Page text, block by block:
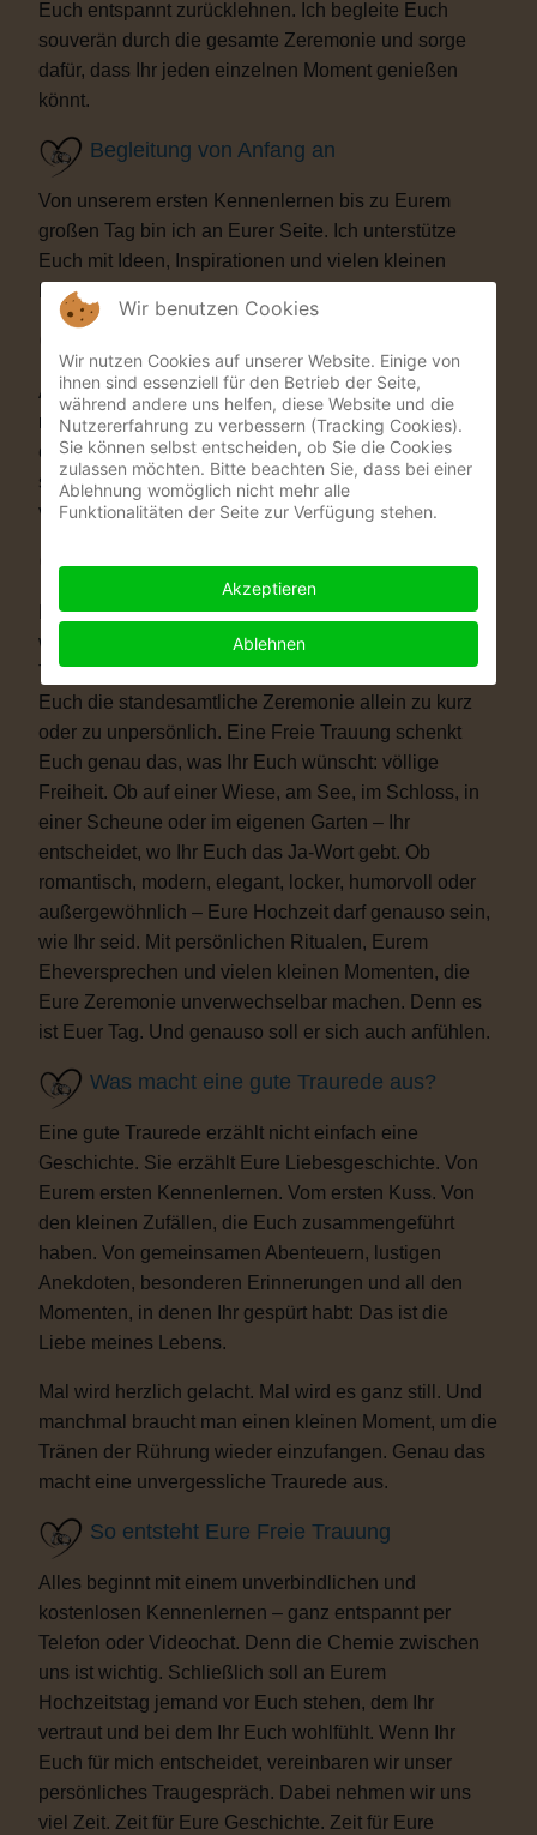
Euch entspannt zurücklehnen. Ich begleite Euch
souverän durch die gesamte Zeremonie und sorge
dafür, dass Ihr jeden einzelnen Moment genießen
könnt.
Begleitung von Anfang an
Von unserem ersten Kennenlernen bis zu Eurem
großen Tag bin ich an Eurer Seite. Ich unterstütze
Euch mit Ideen, Inspirationen und vielen kleinen
Details, die Eure Trauung besonders machen.
Auf Wunsch bereichere ich Eure Zeremonie mit
musikalischen oder künstlerischen Elementen. Als
ehemaliger Musicaldarsteller und Sänger entstehen
so Momente, die Eure Gäste garantiert nicht
vergessen werden.
Warum eine Freie Trauung?
Immer mehr Paare wünschen sich eine Hochzeit, die
wirklich zu ihnen passt. Vielleicht ist eine kirchliche
Trauung nicht das Richtige für Euch. Vielleicht ist
Euch die standesamtliche Zeremonie allein zu kurz
oder zu unpersönlich. Eine Freie Trauung schenkt
Euch genau das, was Ihr Euch wünscht: völlige
Freiheit. Ob auf einer Wiese, am See, im Schloss, in
einer Scheune oder im eigenen Garten – Ihr
entscheidet, wo Ihr Euch das Ja-Wort gebt. Ob
romantisch, modern, elegant, locker, humorvoll oder
außergewöhnlich – Eure Hochzeit darf genauso sein,
wie Ihr seid. Mit persönlichen Ritualen, Eurem
Eheversprechen und vielen kleinen Momenten, die
Eure Zeremonie unverwechselbar machen. Denn es
ist Euer Tag. Und genauso soll er sich auch anfühlen.
Was macht eine gute Traurede aus?
Eine gute Traurede erzählt nicht einfach eine
Geschichte. Sie erzählt Eure Liebesgeschichte. Von
Eurem ersten Kennenlernen. Vom ersten Kuss. Von
den kleinen Zufällen, die Euch zusammengeführt
haben. Von gemeinsamen Abenteuern, lustigen
Anekdoten, besonderen Erinnerungen und all den
Momenten, in denen Ihr gespürt habt: Das ist die
Liebe meines Lebens.
Mal wird herzlich gelacht. Mal wird es ganz still. Und
manchmal braucht man einen kleinen Moment, um die
Tränen der Rührung wieder einzufangen. Genau das
macht eine unvergessliche Traurede aus.
So entsteht Eure Freie Trauung
Alles beginnt mit einem unverbindlichen und
kostenlosen Kennenlernen – ganz entspannt per
Telefon oder Videochat. Denn die Chemie zwischen
uns ist wichtig. Schließlich soll an Eurem
Hochzeitstag jemand vor Euch stehen, dem Ihr
vertraut und bei dem Ihr Euch wohlfühlt. Wenn Ihr
Euch für mich entscheidet, vereinbaren wir unser
persönliches Traugespräch. Dabei nehmen wir uns
viel Zeit. Zeit für Eure Geschichte. Zeit für Eure
Wir benutzen Cookies
Wir nutzen Cookies auf unserer Website. Einige von
ihnen sind essenziell für den Betrieb der Seite,
während andere uns helfen, diese Website und die
Nutzererfahrung zu verbessern (Tracking Cookies).
Sie können selbst entscheiden, ob Sie die Cookies
zulassen möchten. Bitte beachten Sie, dass bei einer
Ablehnung womöglich nicht mehr alle
Funktionalitäten der Seite zur Verfügung stehen.
Akzeptieren
Ablehnen